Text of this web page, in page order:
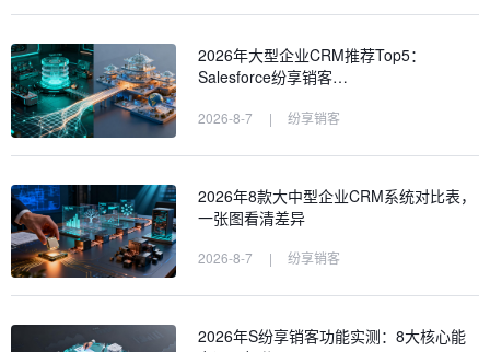
2026年大型企业CRM推荐Top5：
Salesforce纷享销客…
2026-8-7 | 纷享销客
2026年8款大中型企业CRM系统对比表，
一张图看清差异
2026-8-7 | 纷享销客
2026年S纷享销客功能实测：8大核心能